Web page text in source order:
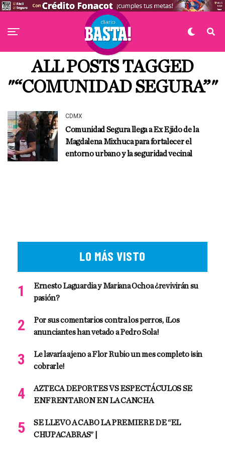
ALL POSTS TAGGED
"“COMUNIDAD SEGURA”"
CDMX
Comunidad Segura llega a Ex Ejido de la
Magdalena Mixhuca para fortalecer el
entorno urbano y la seguridad vecinal
LO MÁS VISTO
Ernesto Laguardia y Mariana Ochoa ¿revivirán su
pasión?
Por sus comentarios contra los perros, ¡Los
anunciantes han vetado a Pedro Sola!
Le lavaría ajeno a Flor Rubio un mes completo ¡sin
cobrarle!
AZTECA DEPORTES VS ESPECTÁCULOS SE
ENFRENTARON EN LA CANCHA
SE LLEVO A CABO LA PREMIERE DE “EL
CHUPACABRAS” |